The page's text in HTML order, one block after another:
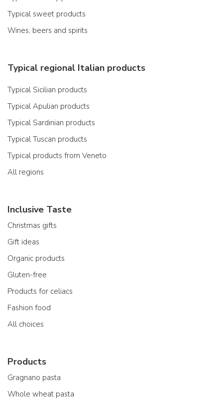
Typical sweet products
Wines, beers and spirits
Typical regional Italian products
Typical Sicilian products
Typical Apulian products
Typical Sardinian products
Typical Tuscan products
Typical products from Veneto
All regions
Inclusive Taste
Christmas gifts
Gift ideas
Organic products
Gluten-free
Products for celiacs
Fashion food
All choices
Products
Gragnano pasta
Whole wheat pasta